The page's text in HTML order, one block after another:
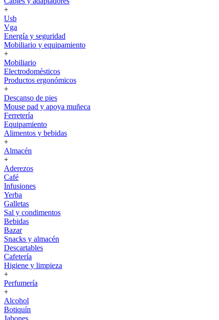
+
Usb
Vga
Energía y seguridad
Mobiliario y equipamiento
+
Mobiliario
Electrodomésticos
Productos ergonómicos
+
Descanso de pies
Mouse pad y apoya muñeca
Ferretería
Equipamiento
Alimentos y bebidas
+
Almacén
+
Aderezos
Café
Infusiones
Yerba
Galletas
Sal y condimentos
Bebidas
Bazar
Snacks y almacén
Descartables
Cafetería
Higiene y limpieza
+
Perfumería
+
Alcohol
Botiquín
Jabones